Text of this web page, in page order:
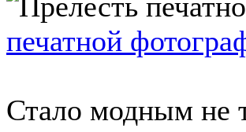
печатной
Стало модным не